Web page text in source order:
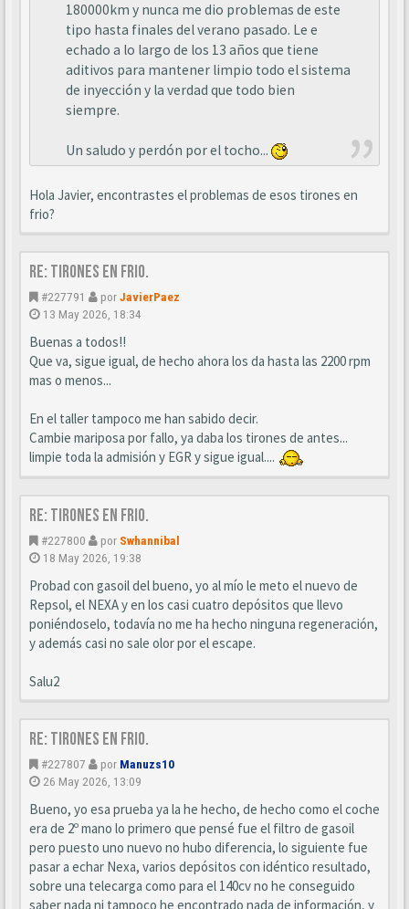
180000km y nunca me dio problemas de este
tipo hasta finales del verano pasado. Le e
echado a lo largo de los 13 años que tiene
aditivos para mantener limpio todo el sistema
de inyección y la verdad que todo bien
siempre.
Un saludo y perdón por el tocho...
Hola Javier, encontrastes el problemas de esos tirones en
frio?
Re: Tirones en frio.
#227791 porJavierPaez
13 May 2026, 18:34
Buenas a todos!!
Que va, sigue igual, de hecho ahora los da hasta las 2200 rpm
mas o menos...
En el taller tampoco me han sabido decir.
Cambie mariposa por fallo, ya daba los tirones de antes...
limpie toda la admisión y EGR y sigue igual....
Re: Tirones en frio.
#227800 por Swhannibal
18 May 2026, 19:38
Probad con gasoil del bueno, yo al mío le meto el nuevo de
Repsol, el NEXA y en los casi cuatro depósitos que llevo
poniéndoselo, todavía no me ha hecho ninguna regeneración,
y además casi no sale olor por el escape.
Salu2
Re: Tirones en frio.
#227807 por Manuzs10
26 May 2026, 13:09
Bueno, yo esa prueba ya la he hecho, de hecho como el coche
era de 2º mano lo primero que pensé fue el filtro de gasoil
pero puesto uno nuevo no hubo diferencia, lo siguiente fue
pasar a echar Nexa, varios depósitos con idéntico resultado,
sobre una telecarga como para el 140cv no he conseguido
saber nada ni tampoco he encontrado nada de información, y